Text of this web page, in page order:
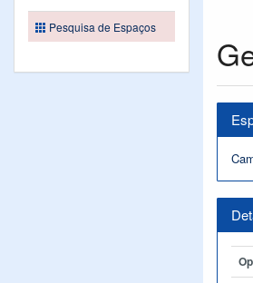
Pesquisa de Espaços